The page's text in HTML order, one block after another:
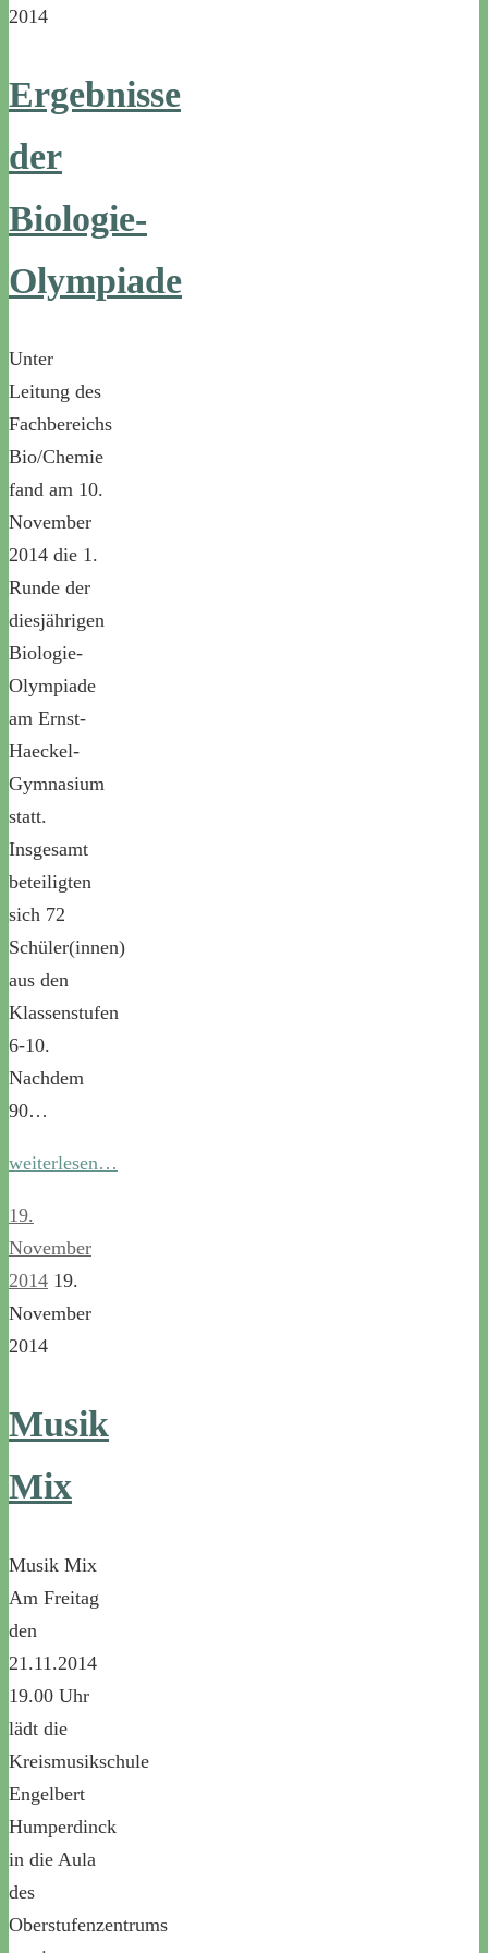
2014
Ergebnisse
der
Biologie-
Olympiade
Unter
Leitung des
Fachbereichs
Bio/Chemie
fand am 10.
November
2014 die 1.
Runde der
diesjährigen
Biologie-
Olympiade
am Ernst-
Haeckel-
Gymnasium
statt.
Insgesamt
beteiligten
sich 72
Schüler(innen)
aus den
Klassenstufen
6-10.
Nachdem
90…
weiterlesen…
19.
November
2014 19.
November
2014
Musik
Mix
Musik Mix
Am Freitag
den
21.11.2014
19.00 Uhr
lädt die
Kreismusikschule
Engelbert
Humperdinck
in die Aula
des
Oberstufenzentrums